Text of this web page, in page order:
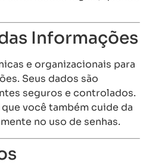
Informações
e organizacionais para
Seus dados são
seguros e controlados.
você também cuide da
no uso de senhas.